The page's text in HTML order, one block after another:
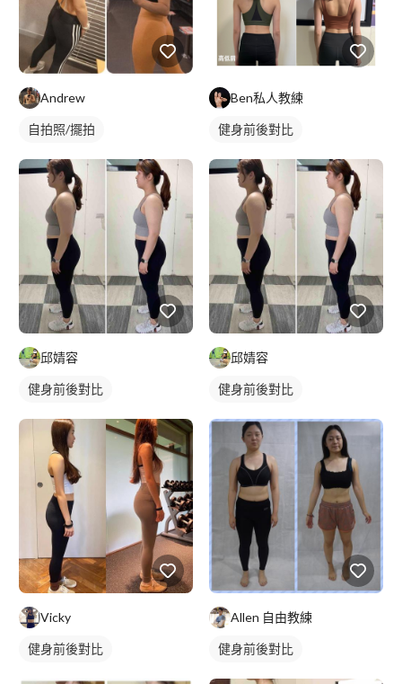
Andrew
自拍照/擺拍
邱婧容
健身前後對比
Vicky
健身前後對比
Ben私人教練
健身前後對比
邱婧容
健身前後對比
Allen 自由教練
健身前後對比